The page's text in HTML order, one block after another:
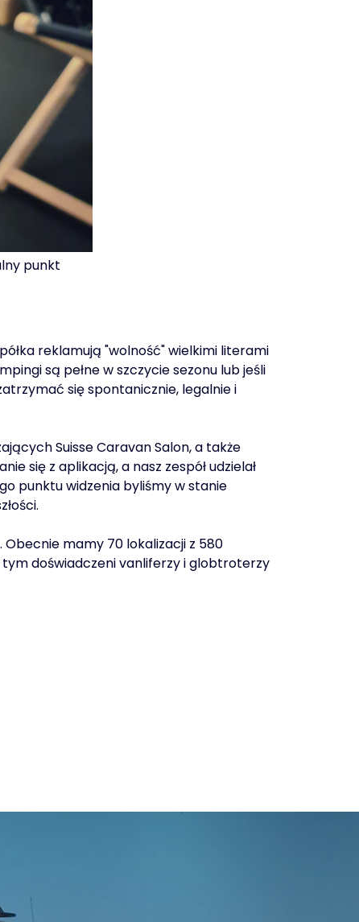
punkt
reklamują "wolność" wielkimi literami
są pełne w szczycie sezonu lub jeśli
się spontanicznie, legalnie i
Suisse Caravan Salon, a także
się z aplikacją, a nasz zespół udzielał
punktu widzenia byliśmy w stanie
mamy 70 lokalizacji z 580
doświadczeni vanliferzy i globtroterzy